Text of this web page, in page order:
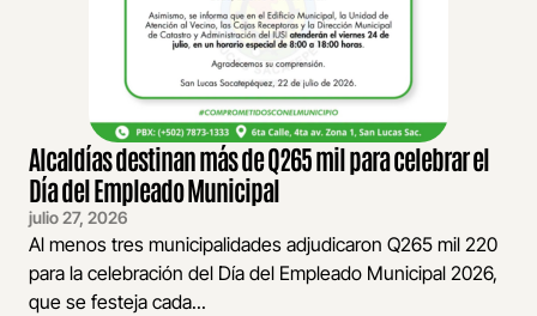
Alcaldías destinan más de Q265 mil para celebrar el
Día del Empleado Municipal
julio 27, 2026
Al menos tres municipalidades adjudicaron Q265 mil 220
para la celebración del Día del Empleado Municipal 2026,
que se festeja cada...